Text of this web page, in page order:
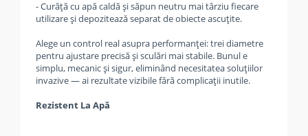
- Curăță cu apă caldă și săpun neutru mai târziu fiecare
utilizare și depozitează separat de obiecte ascuțite.
Alege un control real asupra performanței: trei diametre
pentru ajustare precisă și sculări mai stabile. Bunul e
simplu, mecanic și sigur, eliminând necesitatea soluțiilor
invazive — ai rezultate vizibile fără complicații inutile.
Rezistent La Apă